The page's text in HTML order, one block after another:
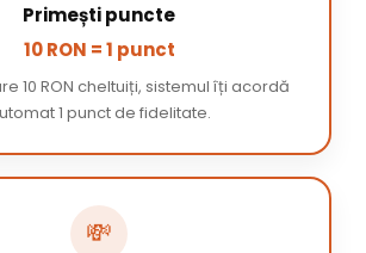
Primești puncte
10 RON = 1 punct
10 RON cheltuiți, sistemul îți acordă
1 punct de fidelitate.
💸